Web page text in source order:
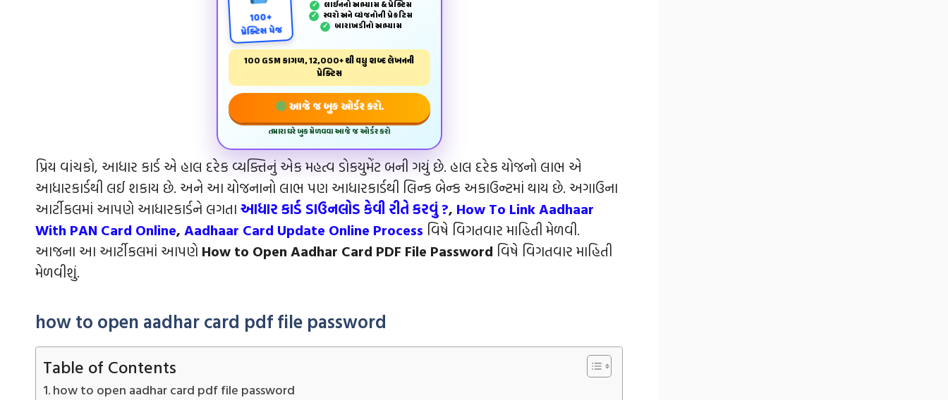
100+
પ્રેક્ટિસ પેજ
✓ લાઈનનો અભ્યાસ & પ્રેક્ટિસ
✓ સ્વરો અને વ્યંજનોની પ્રેકટિસ
✓ બારાખડીનો અભ્યાસ
100 GSM કાગળ, 12,000+ થી વધુ શબ્દ લેખનની
પ્રેક્ટિસ
આજે જ બુક ઓર્ડર કરો.
તમારા ઘરે બુક મેળવવા આજે જ ઓર્ડર કરો
પ્રિય વાંચકો, આધાર કાર્ડ એ હાલ દરેક વ્યક્તિનું એક મહત્વ ડોકયુમેંટ બની ગયું છે. હાલ દરેક યોજનો લાભ એ
આધારકાર્ડથી લઈ શકાય છે. અને આ યોજનાનો લાભ પણ આધારકાર્ડથી લિન્ક બેન્ક અકાઉન્ટમાં થાય છે. અગાઉના
આર્ટીકલમાં આપણે આધારકાર્ડને લગતા આધાર કાર્ડ ડાઉનલોડ કેવી રીતે કરવું ?, How To Link Aadhaar
With PAN Card Online, Aadhaar Card Update Online Process વિષે વિગતવાર માહિતી મેળવી.
આજના આ આર્ટીકલમાં આપણે How to Open Aadhar Card PDF File Password વિષે વિગતવાર માહિતી
મેળવીશું.
how to open aadhar card pdf file password
Table of Contents
how to open aadhar card pdf file password